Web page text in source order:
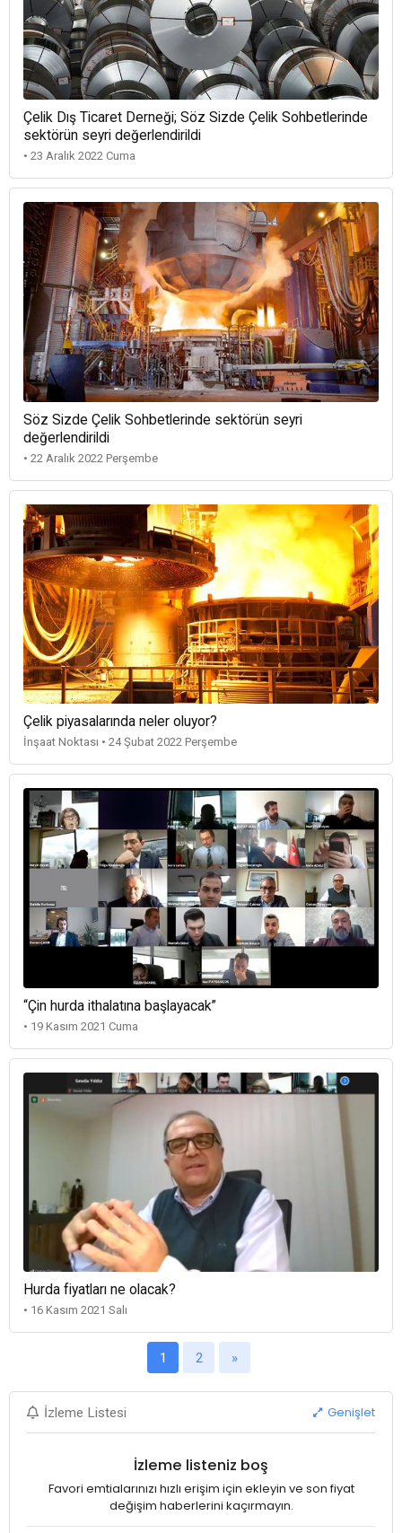
Çelik Dış Ticaret Derneği; Söz Sizde Çelik Sohbetlerinde
sektörün seyri değerlendirildi
• 23 Aralık 2022 Cuma
Söz Sizde Çelik Sohbetlerinde sektörün seyri
değerlendirildi
• 22 Aralık 2022 Perşembe
Çelik piyasalarında neler oluyor?
İnşaat Noktası • 24 Şubat 2022 Perşembe
“Çin hurda ithalatına başlayacak”
• 19 Kasım 2021 Cuma
Hurda fiyatları ne olacak?
• 16 Kasım 2021 Salı
1 2 »
İzleme Listesi Genişlet
İzleme listeniz boş
Favori emtialarınızı hızlı erişim için ekleyin ve son fiyat
değişim haberlerini kaçırmayın.